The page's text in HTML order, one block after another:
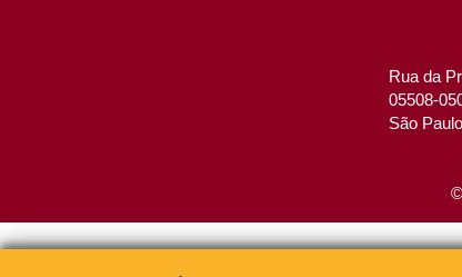
Rua da
05508-
São